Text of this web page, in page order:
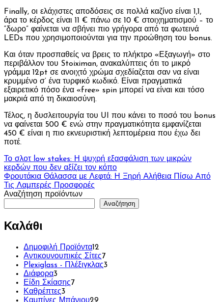
Finally, οι ελάχιστες αποδόσεις σε πολλά καζίνο είναι 1,1,
άρα το κέρδος είναι 11 € πάνω σε 10 € στοιχηματισμού – το
“δωρο” φαίνεται να σβήνει πιο γρήγορα από τα φωτεινά
LEDs που χρησιμοποιούνται για την προώθηση του bonus.
Και όταν προσπαθείς να βρεις το πλήκτρο «Εξαγωγή» στο
περιβάλλον του Stoiximan, ανακαλύπτεις ότι το μικρό
γράμμα 12pt σε ανοιχτό χρώμα σχεδίαζεται σαν να είναι
κρυμμένο σ’ ένα τυρφικό κωδικό. Είναι πραγματικά
εξαιρετικό πόσο ένα «free» spin μπορεί να είναι και τόσο
μακριά από τη δικαιοσύνη.
Τέλος, η δυσλειτουργία του UI που κάνει το ποσό του bonus
να φαίνεται 500 € ενώ στην πραγματικότητα εμφανίζεται
450 € είναι η πιο εκνευριστική λεπτομέρεια που έχω δει
ποτέ.
Πλοήγηση
άρθρων
Το σλοτ low stakes: Η ψυχρή εξασφάλιση των μικρών
κερδών που δεν αξίζει τον κόπο
Φρουτάκια Θάλασσα με Λεφτά: Η Ξηρή Αλήθεια Πίσω Από
Τις Λαμπερές Προσφορές
Αναζήτηση προϊόντων
Αναζήτηση
Καλάθι
Δημοφιλή Προϊόντα12
προϊόντα
Αντικουνουπικές Σίτες77
προϊόντα
Plexiglass - Πλέξιγκλας33
Διάφορα33
προϊόντα
Είδη Σκίασης77
Καθρέπτες33
προϊόντα29